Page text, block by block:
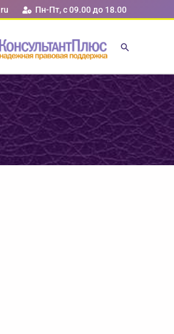
Пн-Пт, с 09.00 до 18.00